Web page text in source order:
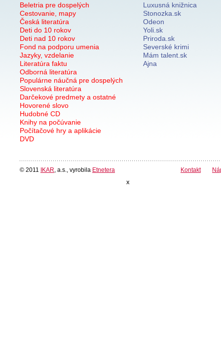
Beletria pre dospelých
Cestovanie, mapy
Česká literatúra
Deti do 10 rokov
Deti nad 10 rokov
Fond na podporu umenia
Jazyky, vzdelanie
Literatúra faktu
Odborná literatúra
Populárne náučná pre dospelých
Slovenská literatúra
Darčekové predmety a ostatné
Hovorené slovo
Hudobné CD
Knihy na počúvanie
Počítačové hry a aplikácie
DVD
Luxusná knižnica
Stonozka.sk
Odeon
Yoli.sk
Priroda.sk
Severské krimi
Mám talent.sk
Ajna
© 2011 IKAR , a.s., vyrobila Etnetera Kontakt
x